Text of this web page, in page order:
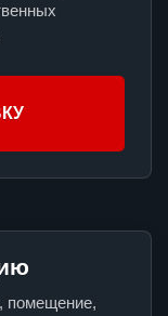
помещение,